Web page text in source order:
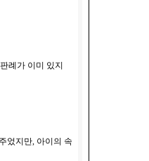
례가 이미 있지
었지만, 아이의 속